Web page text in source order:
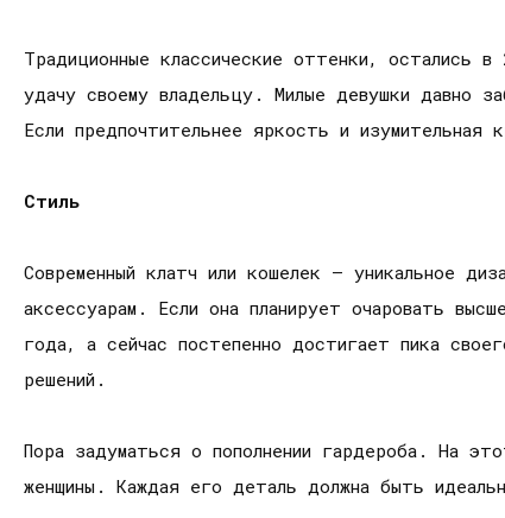
Традиционные классические оттенки, остались
удачу своему владельцу. Милые девушки давно
Если предпочтительнее яркость и
Стиль
Современный клатч или кошелек – уникальное
аксессуарам. Если она планирует очаровать
года, а сейчас постепенно достигает пика
решений.
Пора задуматься о пополнении гардероба. На
женщины. Каждая его деталь должна быть